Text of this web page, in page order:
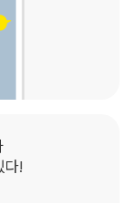
다!